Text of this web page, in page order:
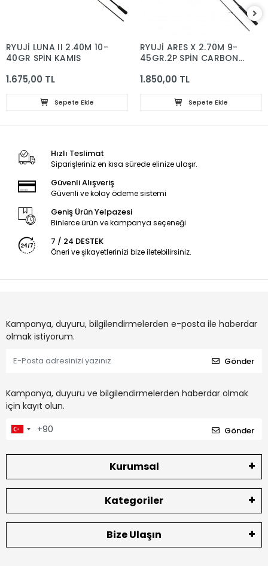
RYUJİ LUNA II 2.40M 10-
40GR SPİN KAMIŞ
1.675,00 TL
Sepete Ekle
RYUJİ ARES X 2.70M 9-
45GR.2P SPİN CARBON
1.850,00 TL
Sepete Ekle
Hızlı Teslimat
Siparişleriniz en kısa sürede elinize ulaşır.
Güvenli Alışveriş
Güvenli ve kolay ödeme sistemi
Geniş Ürün Yelpazesi
Binlerce ürün ve kampanya seçeneği
7 / 24 DESTEK
Öneri ve şikayetlerinizi bize iletebilirsiniz.
Kampanya, duyuru, bilgilendirmelerden e-posta ile haberdar
olmak istiyorum.
Gönder
Kampanya, duyuru ve bilgilendirmelerden haberdar olmak
için kayıt olun.
Gönder
Kurumsal
Kategoriler
Bize Ulaşın